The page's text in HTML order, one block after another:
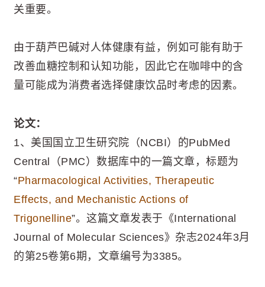
关重要。
由于葫芦巴碱对人体健康有益，例如可能有助于
改善血糖控制和认知功能，因此它在咖啡中的含
量可能成为消费者选择健康饮品时考虑的因素。
论文：
1、美国国立卫生研究院（NCBI）的PubMed
Central（PMC）数据库中的一篇文章，标题为
“Pharmacological Activities, Therapeutic
Effects, and Mechanistic Actions of
Trigonelline”。这篇文章发表于《International
Journal of Molecular Sciences》杂志2024年3月
的第25卷第6期，文章编号为3385。